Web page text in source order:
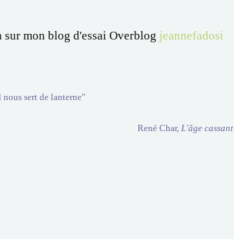
mon blog d'essai Overblog jeannefadosi
sert de lanterne"
René Char, L'âge cassant